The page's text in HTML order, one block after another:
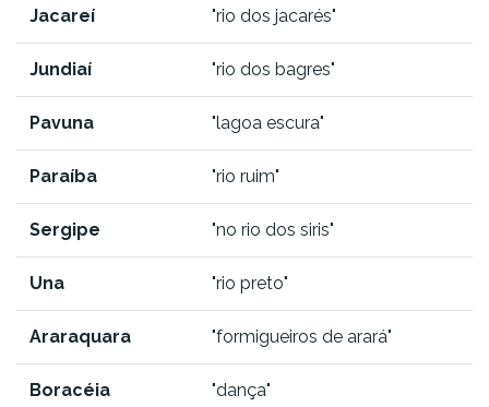
Jacareí "rio dos jacarés"
Jundiaí "rio dos bagres"
Pavuna "lagoa escura"
Paraíba "rio ruim"
Sergipe "no rio dos siris"
Una "rio preto"
Araraquara "formigueiros de arará"
Boracéia "dança"